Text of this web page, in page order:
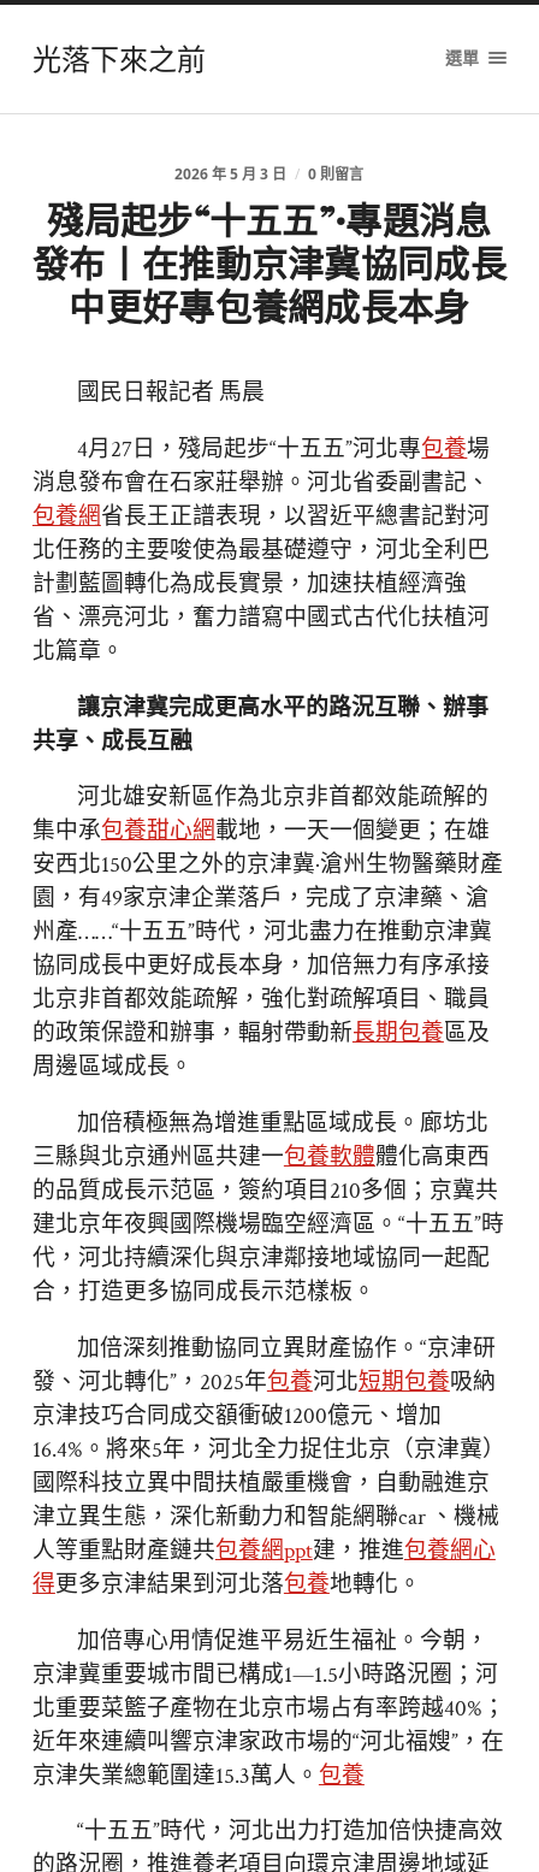
光落下來之前 選單
2026 年 5 月 3 日 / 0 則留言
殘局起步“十五五”·專題消息
發布丨在推動京津冀協同成長
中更好專包養網成長本身
國民日報記者 馬晨
4月27日，殘局起步“十五五”河北專包養場
消息發布會在石家莊舉辦。河北省委副書記、
包養網省長王正譜表現，以習近平總書記對河
北任務的主要唆使為最基礎遵守，河北全利巴
計劃藍圖轉化為成長實景，加速扶植經濟強
省、漂亮河北，奮力譜寫中國式古代化扶植河
北篇章。
讓京津冀完成更高水平的路況互聯、辦事
共享、成長互融
河北雄安新區作為北京非首都效能疏解的
集中承包養甜心網載地，一天一個變更；在雄
安西北150公里之外的京津冀·滄州生物醫藥財產
園，有49家京津企業落戶，完成了京津藥、滄
州產……“十五五”時代，河北盡力在推動京津冀
協同成長中更好成長本身，加倍無力有序承接
北京非首都效能疏解，強化對疏解項目、職員
的政策保證和辦事，輻射帶動新長期包養區及
周邊區域成長。
加倍積極無為增進重點區域成長。廊坊北
三縣與北京通州區共建一包養軟體體化高東西
的品質成長示范區，簽約項目210多個；京冀共
建北京年夜興國際機場臨空經濟區。“十五五”時
代，河北持續深化與京津鄰接地域協同一起配
合，打造更多協同成長示范樣板。
加倍深刻推動協同立異財產協作。“京津研
發、河北轉化”，2025年包養河北短期包養吸納
京津技巧合同成交額衝破1200億元、增加
16.4%。將來5年，河北全力捉住北京（京津冀）
國際科技立異中間扶植嚴重機會，自動融進京
津立異生態，深化新動力和智能網聯car 、機械
人等重點財產鏈共包養網ppt建，推進包養網心
得更多京津結果到河北落包養地轉化。
加倍專心用情促進平易近生福祉。今朝，
京津冀重要城市間已構成1—1.5小時路況圈；河
北重要菜籃子產物在北京市場占有率跨越40%；
近年來連續叫響京津家政市場的“河北福嫂”，在
京津失業總範圍達15.3萬人。 包養
“十五五”時代，河北出力打造加倍快捷高效
的路況圈，推進養老項目向環京津周邊地域延